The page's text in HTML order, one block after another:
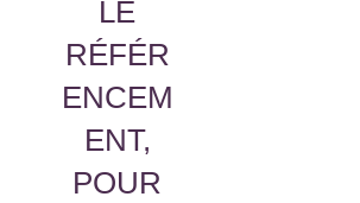
LE
RÉFÉR
ENCEM
ENT,
POUR